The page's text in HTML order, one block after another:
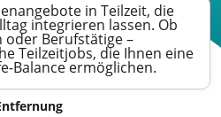
in Teilzeit, die
integrieren lassen. Ob
Berufstätige –
Teilzeitjobs, die Ihnen eine
Balance ermöglichen.